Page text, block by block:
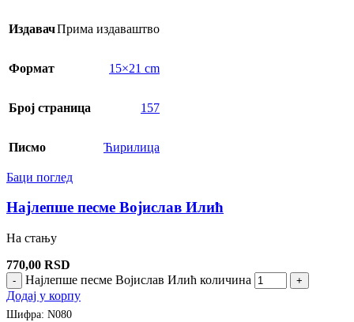
ИздавачПрима издаваштво
Формат 15×21 cm
Број страница 157
Писмо Ћирилица
Баци поглед
Најлепше песме Војислав Илић
На стању
770,00 RSD
- Најлепше песме Војислав Илић количина +
Додај у корпу
Шифра: N080